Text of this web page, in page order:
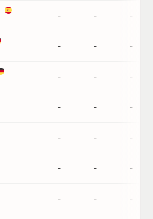
- - -
- - -
- - -
- - -
- - -
- - -
- - -